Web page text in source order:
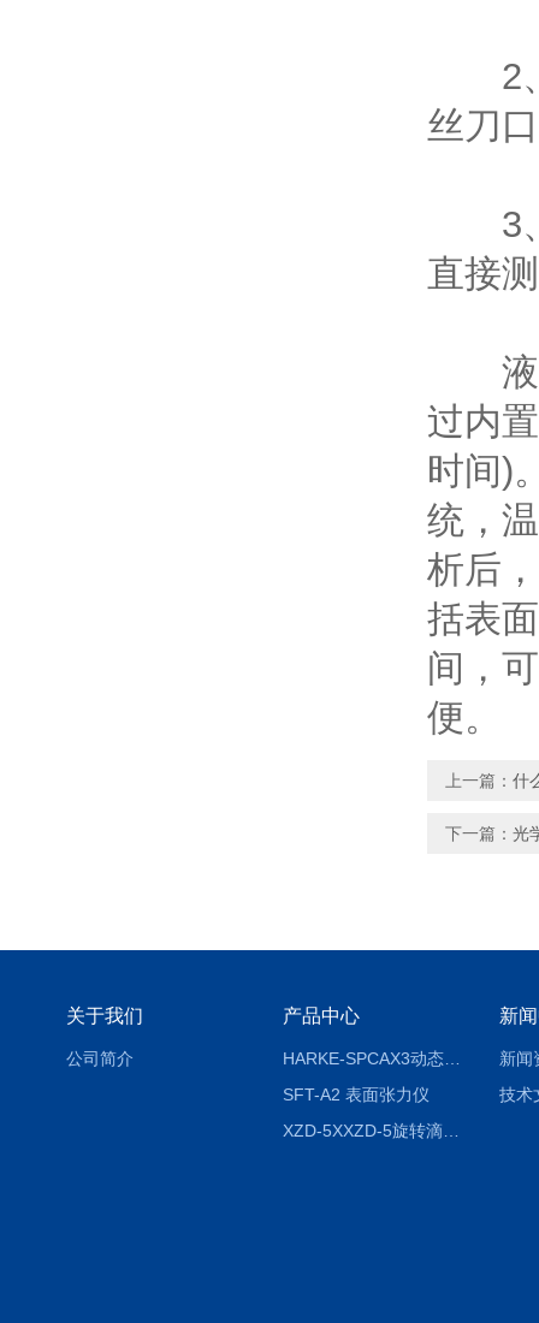
2、
丝刀
3、
直接
液体
过内
时间)
统，
析后
括表
间，
便。
上一篇： 什
下一篇： 光
关于我们
公司简介
产品中心
HARKE-SPCAX3动态接触角测定仪系列
SFT-A2 表面张力仪
XZD-5XXZD-5旋转滴超低界面张力仪
新
新闻
技术